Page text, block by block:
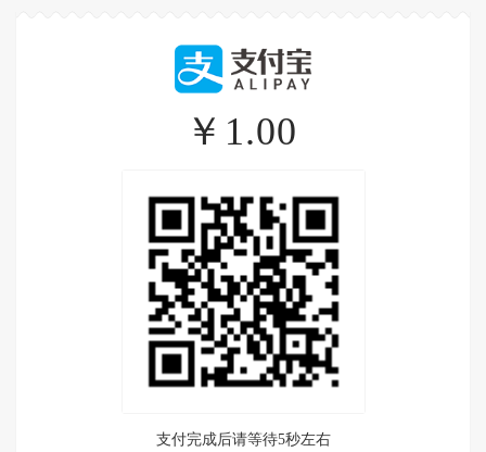
￥1.00
支付完成后请等待5秒左右